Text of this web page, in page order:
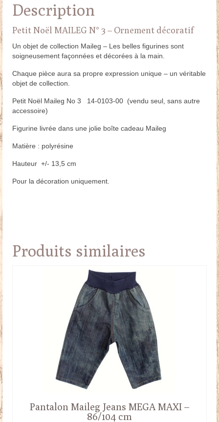
Description
Petit Noël MAILEG N° 3 – Ornement décoratif
Un objet de collection Maileg – Les belles figurines sont
soigneusement façonnées et décorées à la main.
Chaque pièce aura sa propre expression unique – un véritable
objet de collection.
Petit Noël Maileg No 3 14-0103-00 (vendu seul, sans autre
accessoire)
Figurine livrée dans une jolie boîte cadeau Maileg
Matière : polyrésine
Hauteur +/- 13,5 cm
Pour la décoration uniquement.
Produits similaires
Pantalon Maileg Jeans MEGA MAXI –
86/104 cm